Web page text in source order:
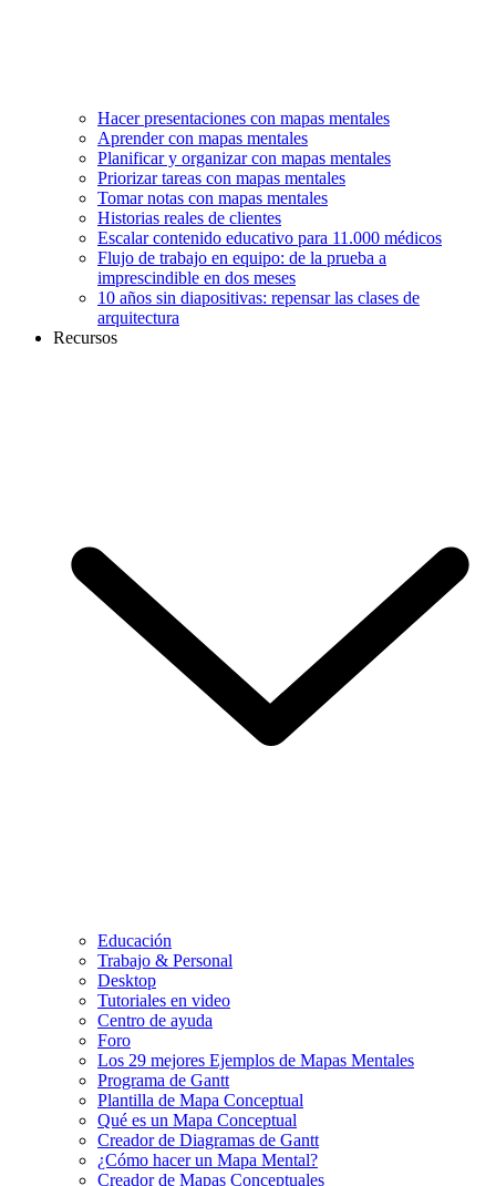
Hacer presentaciones con mapas mentales
Aprender con mapas mentales
Planificar y organizar con mapas mentales
Priorizar tareas con mapas mentales
Tomar notas con mapas mentales
Historias reales de clientes
Escalar contenido educativo para 11.000 médicos
Flujo de trabajo en equipo: de la prueba a
imprescindible en dos meses
10 años sin diapositivas: repensar las clases de
arquitectura
Recursos
Educación
Trabajo & Personal
Desktop
Tutoriales en video
Centro de ayuda
Foro
Los 29 mejores Ejemplos de Mapas Mentales
Programa de Gantt
Plantilla de Mapa Conceptual
Qué es un Mapa Conceptual
Creador de Diagramas de Gantt
¿Cómo hacer un Mapa Mental?
Creador de Mapas Conceptuales